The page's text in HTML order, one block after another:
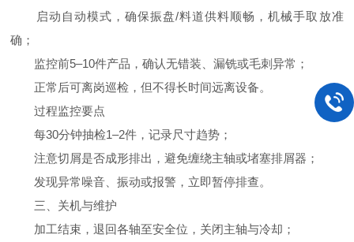
启动自动模式，确保振盘/料道供料顺畅，机械手取放准
确；
监控前5–10件产品，确认无错装、漏铣或毛刺异常；
正常后可离岗巡检，但不得长时间远离设备。
过程监控要点
每30分钟抽检1–2件，记录尺寸趋势；
注意切屑是否成形排出，避免缠绕主轴或堵塞排屑器；
发现异常噪音、振动或报警，立即暂停排查。
三、关机与维护
加工结束，退回各轴至安全位，关闭主轴与冷却；